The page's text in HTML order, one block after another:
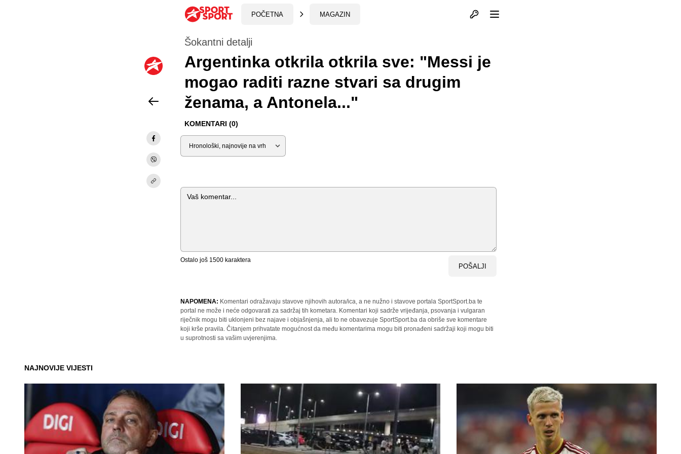
POČETNA MAGAZIN Otvori profil
Šokantni detalji
Argentinka otkrila otkrila sve: "Messi je
mogao raditi razne stvari sa drugim
ženama, a Antonela..."
KOMENTARI (0)
Sortiraj
Komentar
Ostalo još 1500 karaktera
POŠALJI
NAPOMENA: Komentari odražavaju stavove njihovih autora/ica, a ne nužno i stavove portala SportSport.ba te
portal ne može i neće odgovarati za sadržaj tih kometara. Komentari koji sadrže vrijeđanja, psovanja i vulgaran
riječnik mogu biti uklonjeni bez najave i objašnjenja, ali to ne obavezuje SportSport.ba da obriše sve komentare
koji krše pravila. Čitanjem prihvatate mogućnost da među komentarima mogu biti pronađeni sadržaji koji mogu biti
u suprotnosti sa vašim uvjerenjima.
NAJNOVIJE VIJESTI